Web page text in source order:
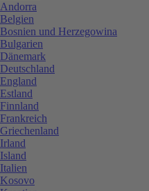
Andorra
Belgien
Bosnien und Herzegowina
Bulgarien
Dänemark
Deutschland
England
Estland
Finnland
Frankreich
Griechenland
Irland
Island
Italien
Kosovo